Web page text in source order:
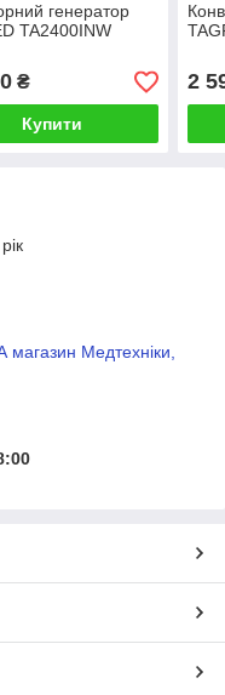
генератор
TA2400INW
₴
Купити
2
Медтехніки,